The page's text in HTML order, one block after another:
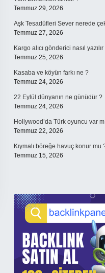
Temmuz 29, 2026
Aşk Tesadüfleri Sever nerede
Temmuz 27, 2026
Kargo alıcı gönderici nasıl yazılır
Temmuz 25, 2026
Kasaba ve köyün farkı ne ?
Temmuz 24, 2026
22 Eylül dünyanın ne günüdür ?
Temmuz 24, 2026
Hollywood’da Türk oyuncu var
Temmuz 22, 2026
Kıymalı böreğe havuç konur mu
Temmuz 15, 2026